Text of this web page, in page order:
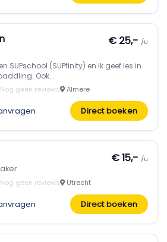
€ 25,- /u
SUPschool (SUPfinity) en ik geef les in
Ook...
Nog geen reviews Almere
Direct boeken
€ 15,- /u
Nog geen reviews Utrecht
Direct boeken